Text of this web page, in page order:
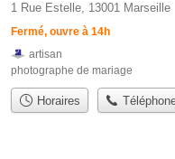
1 Rue Estelle, 13001 Marseille
Fermé, ouvre à 14h
artisan
photographe de mariage
Horaires